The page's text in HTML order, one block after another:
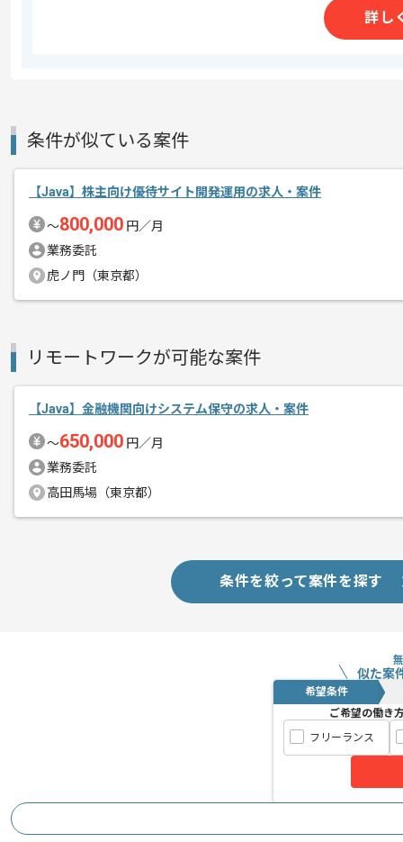
コンサルティングや受託開発を展開し
製造業向けの組み込み案件に携わってい
プロジェクトは長期を想定しており、
中長期的に腰をすえての
参画を希望される方にはお勧めの案件と
詳し
条件が似ている案件
【Java】株主向け優待サイト開発運用の求人・案件
〜800,000 円／月
業務委託
虎ノ門（東京都）
リモートワークが可能な案件
【Java】金融機関向けシステム保守の求人・案件
〜650,000 円／月
業務委託
高田馬場（東京都）
条件を絞って案件を探す
似た案
希望条件
ご希望の働き
フリーランス